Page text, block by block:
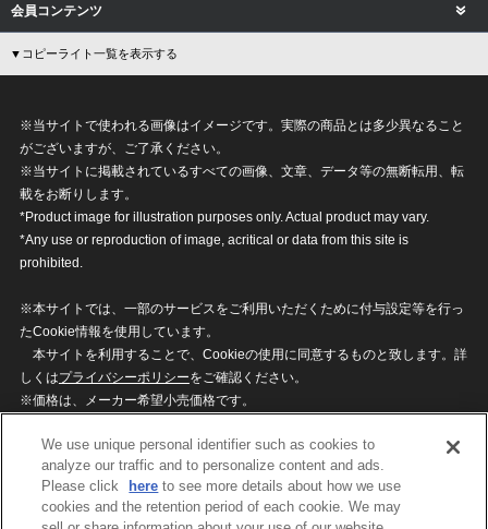
会員コンテンツ
▼コピーライト一覧を表示する
※当サイトで使われる画像はイメージです。実際の商品とは多少異なること
がございますが、ご了承ください。
※当サイトに掲載されているすべての画像、文章、データ等の無断転用、転
載をお断りします。
*Product image for illustration purposes only. Actual product may vary.
*Any use or reproduction of image, acritical or data from this site is
prohibited.
※本サイトでは、一部のサービスをご利用いただくために付与設定等を行っ
たCookie情報を使用しています。
本サイトを利用することで、Cookieの使用に同意するものと致します。詳
しくはプライバシーポリシーをご確認ください。
※価格は、メーカー希望小売価格です。
ざいますのでご了承ください。
privacypolicy
Do Not Sell or Share My
We use unique personal identifier such as cookies to
analyze our traffic and to personalize content and ads.
Please click
here to see more details about how we use
cookies and the retention period of each cookie. We may